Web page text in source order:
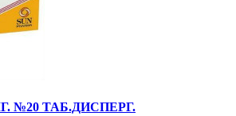
№20 ТАБ.ДИСПЕРГ.